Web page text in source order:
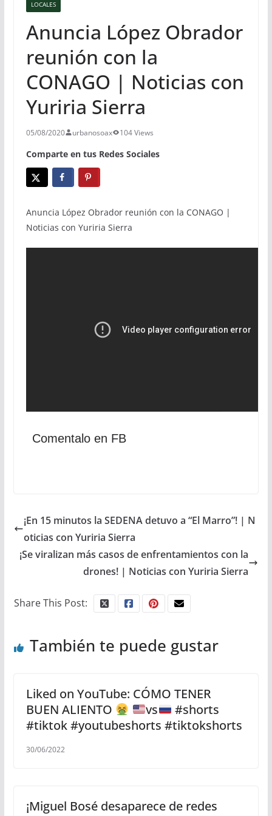
LOCALES
Anuncia López Obrador
reunión con la
CONAGO | Noticias con
Yuriria Sierra
05/08/2020 urbanosoax 104 Views
Comparte en tus Redes Sociales
Anuncia López Obrador reunión con la CONAGO |
Noticias con Yuriria Sierra
Comentalo en FB
¡En 15 minutos la SEDENA detuvo a “El Marro”! | N
oticias con Yuriria Sierra
¡Se viralizan más casos de enfrentamientos con la
drones! | Noticias con Yuriria Sierra
Share This Post:
También te puede gustar
Liked on YouTube: CÓMO TENER
BUEN ALIENTO
vs
#shorts
#tiktok #youtubeshorts #tiktokshorts
30/06/2022
¡Miguel Bosé desaparece de redes